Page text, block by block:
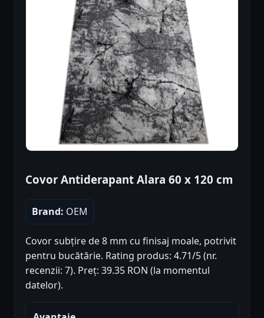
Covor Antiderapant Alara 60 x 120 cm
Brand: OEM
Covor subțire de 8 mm cu finisaj moale, potrivit
pentru bucătărie. Rating produs: 4.71/5 (nr.
recenzii: 7). Preț: 39.35 RON (la momentul
datelor).